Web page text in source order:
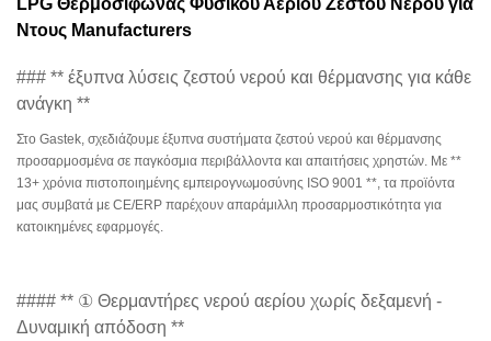
LPG Θερμοσίφωνας Φυσικού Αερίου Ζεστού Νερού για
Ντους Manufacturers
### ** έξυπνα λύσεις ζεστού νερού και θέρμανσης για κάθε
ανάγκη **
Στο Gastek, σχεδιάζουμε έξυπνα συστήματα ζεστού νερού και θέρμανσης
προσαρμοσμένα σε παγκόσμια περιβάλλοντα και απαιτήσεις χρηστών. Με **
13+ χρόνια πιστοποιημένης εμπειρογνωμοσύνης ISO 9001 **, τα προϊόντα
μας συμβατά με CE/ERP παρέχουν απαράμιλλη προσαρμοστικότητα για
κατοικημένες εφαρμογές.
#### ** ① Θερμαντήρες νερού αερίου χωρίς δεξαμενή -
Δυναμική απόδοση **